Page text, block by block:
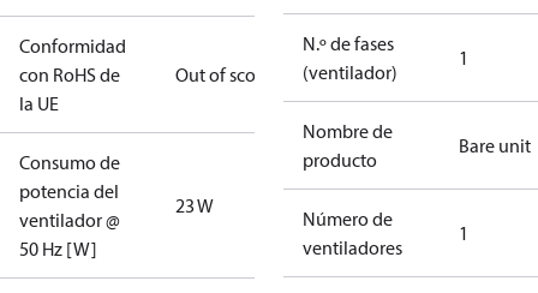
Conformidad
con RoHS de
la UE
Out of scope
Consumo de
potencia del
ventilador @
50 Hz [W]
23 W
N.º de fases
(ventilador)
1
Nombre de
producto
Bare unit
Número de
ventiladores
1